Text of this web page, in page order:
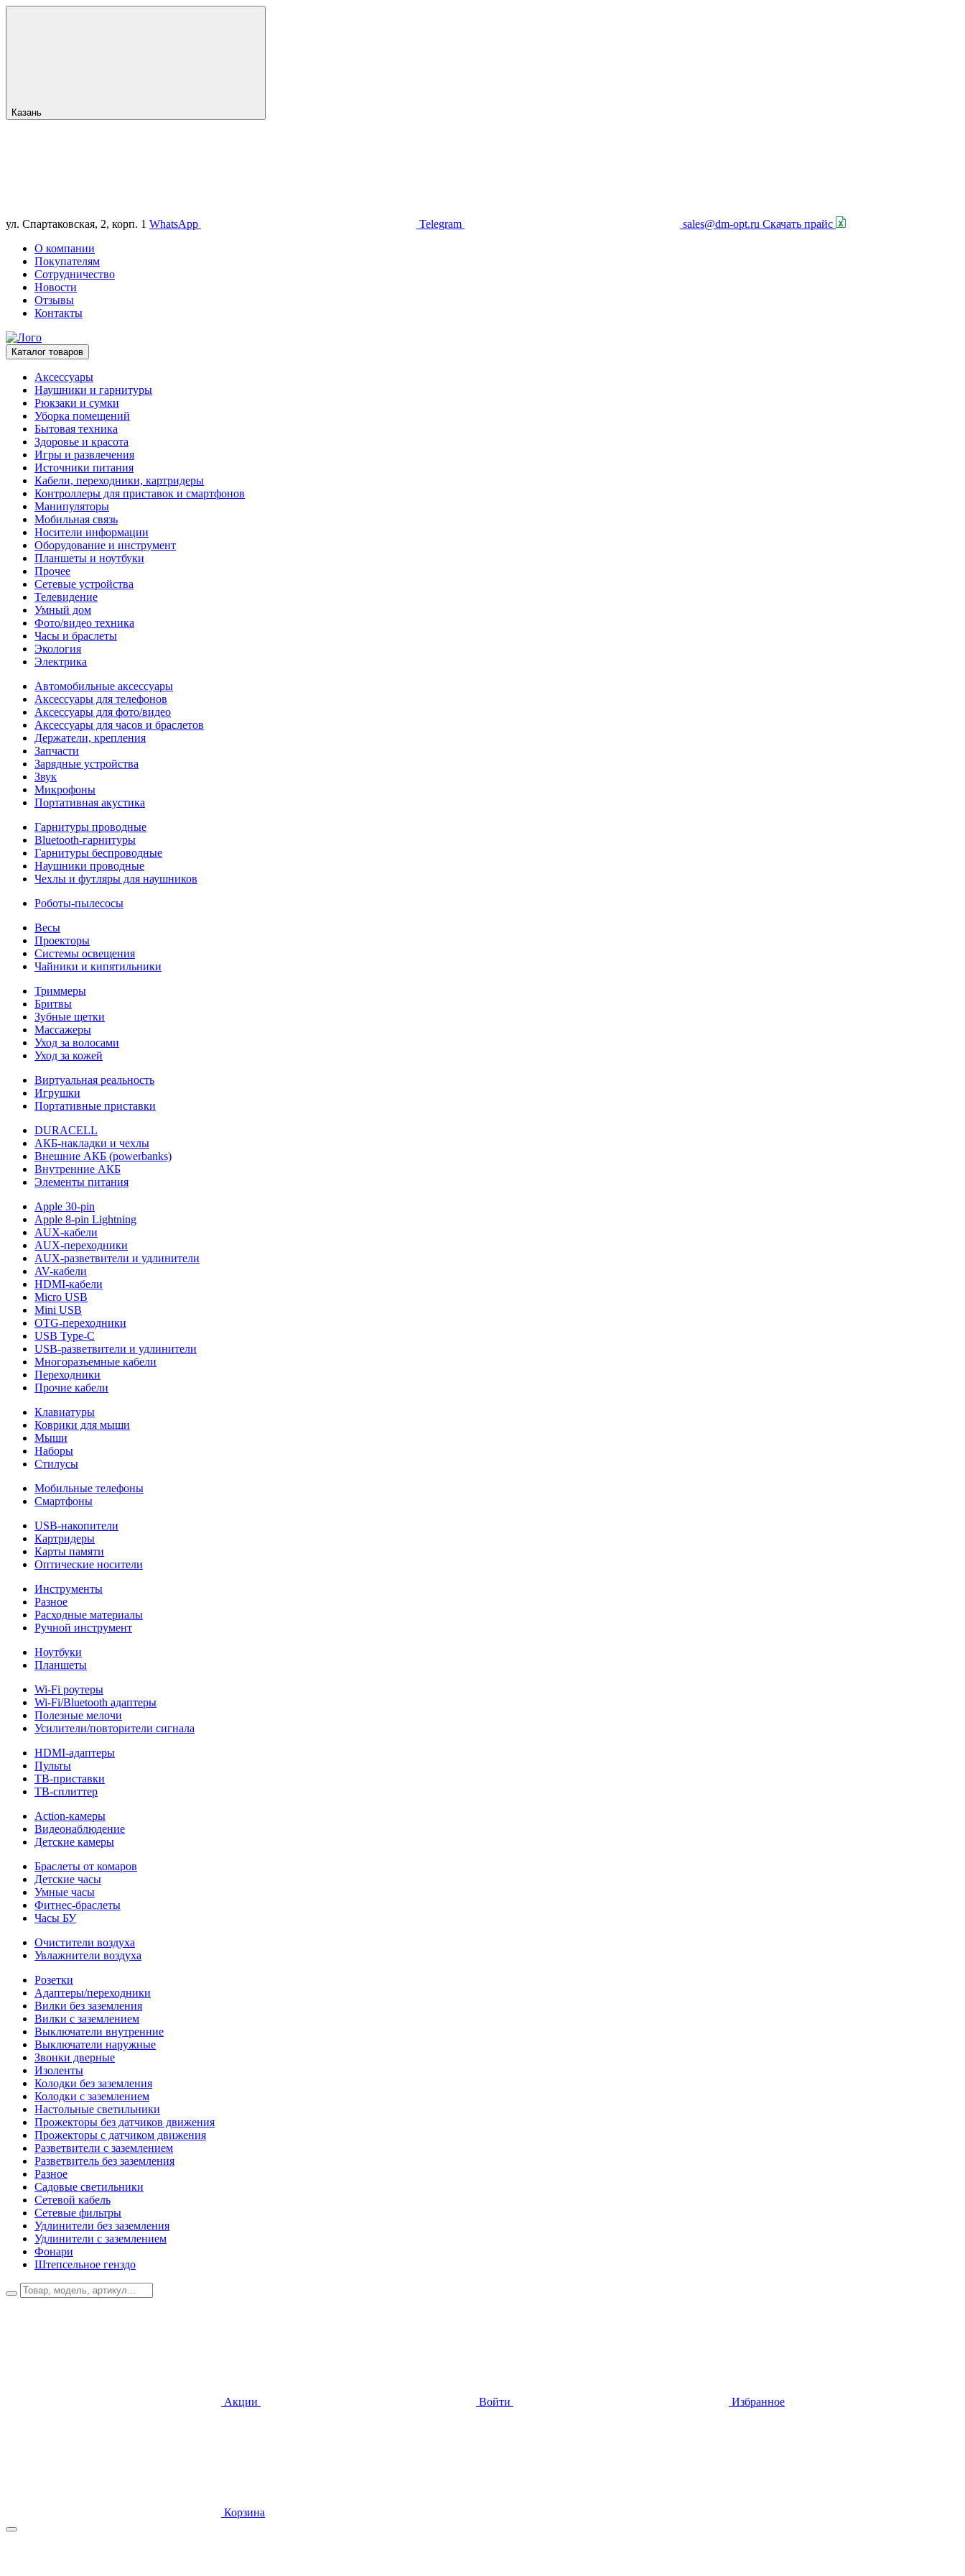
Казань
ул. Спартаковская, 2, корп. 1 WhatsApp Telegram sales@dm-opt.ru Скачать прайс
О компании
Покупателям
Сотрудничество
Новости
Отзывы
Контакты
Каталог товаров
Аксессуары
Наушники и гарнитуры
Рюкзаки и сумки
Уборка помещений
Бытовая техника
Здоровье и красота
Игры и развлечения
Источники питания
Кабели, переходники, картридеры
Контроллеры для приставок и смартфонов
Манипуляторы
Мобильная связь
Носители информации
Оборудование и инструмент
Планшеты и ноутбуки
Прочее
Сетевые устройства
Телевидение
Умный дом
Фото/видео техника
Часы и браслеты
Экология
Электрика
Автомобильные аксессуары
Аксессуары для телефонов
Аксессуары для фото/видео
Аксессуары для часов и браслетов
Держатели, крепления
Запчасти
Зарядные устройства
Звук
Микрофоны
Портативная акустика
Гарнитуры проводные
Bluetooth-гарнитуры
Гарнитуры беспроводные
Наушники проводные
Чехлы и футляры для наушников
Роботы-пылесосы
Весы
Проекторы
Системы освещения
Чайники и кипятильники
Триммеры
Бритвы
Зубные щетки
Массажеры
Уход за волосами
Уход за кожей
Виртуальная реальность
Игрушки
Портативные приставки
DURACELL
АКБ-накладки и чехлы
Внешние АКБ (powerbanks)
Внутренние АКБ
Элементы питания
Apple 30-pin
Apple 8-pin Lightning
AUX-кабели
AUX-переходники
AUX-разветвители и удлинители
AV-кабели
HDMI-кабели
Micro USB
Mini USB
OTG-переходники
USB Type-C
USB-разветвители и удлинители
Многоразъемные кабели
Переходники
Прочие кабели
Клавиатуры
Коврики для мыши
Мыши
Наборы
Стилусы
Мобильные телефоны
Смартфоны
USB-накопители
Картридеры
Карты памяти
Оптические носители
Инструменты
Разное
Расходные материалы
Ручной инструмент
Ноутбуки
Планшеты
Wi-Fi роутеры
Wi-Fi/Bluetooth адаптеры
Полезные мелочи
Усилители/повторители сигнала
HDMI-адаптеры
Пульты
ТВ-приставки
ТВ-сплиттер
Action-камеры
Видеонаблюдение
Детские камеры
Браслеты от комаров
Детские часы
Умные часы
Фитнес-браслеты
Часы БУ
Очистители воздуха
Увлажнители воздуха
Розетки
Адаптеры/переходники
Вилки без заземления
Вилки с заземлением
Выключатели внутренние
Выключатели наружные
Звонки дверные
Изоленты
Колодки без заземления
Колодки с заземлением
Настольные светильники
Прожекторы без датчиков движения
Прожекторы с датчиком движения
Разветвители с заземлением
Разветвитель без заземления
Разное
Садовые светильники
Сетевой кабель
Сетевые фильтры
Удлинители без заземления
Удлинители с заземлением
Фонари
Штепсельное генздо
Акции Войти Избранное
Корзина